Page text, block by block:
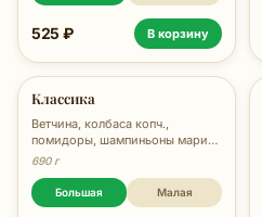
525 ₽ В корзину
Классика
Ветчина, колбаса копч.,
помидоры, шампиньоны марин.,
сыр, соус Маонский, 690 гр.
690 г
Большая Малая